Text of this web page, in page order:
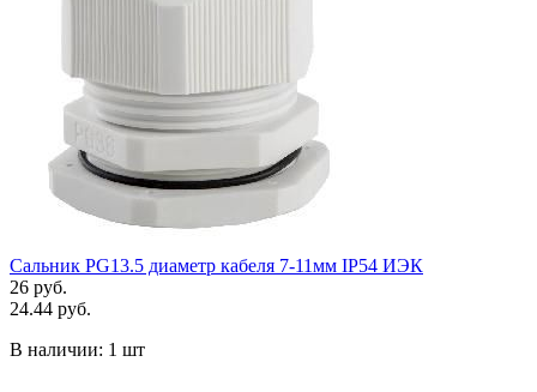
Сальник PG13.5 диаметр кабеля 7-11мм IP54 ИЭК
26 руб.
24.44 руб.
В наличии: 1 шт